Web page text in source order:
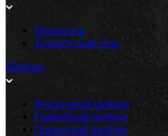
Пескосоль
Техническая соль
Щебень
Вторичный щебень
Гравийный щебень
Гранитный щебень